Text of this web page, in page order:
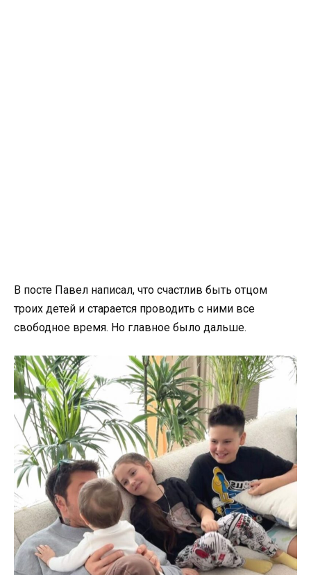
В посте Павел написал, что счастлив быть отцом
троих детей и старается проводить с ними все
свободное время. Но главное было дальше.